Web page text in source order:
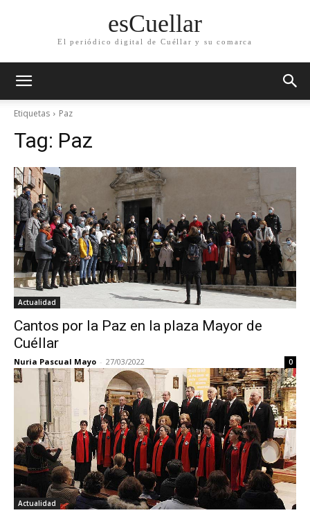
esCuellar
El periódico digital de Cuéllar y su comarca
Etiquetas Paz
Tag: Paz
Actualidad
Cantos por la Paz en la plaza Mayor de
Cuéllar
Nuria Pascual Mayo - 27/03/2022 0
Actualidad